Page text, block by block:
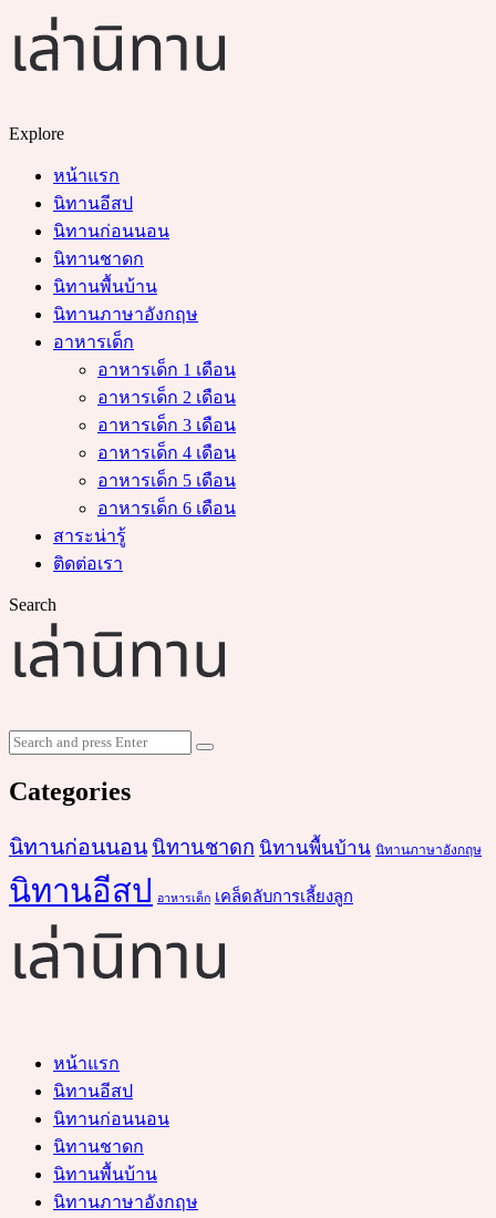
Search
Explore
หน้าแรก
นิทานอีสป
นิทานก่อนนอน
นิทานชาดก
นิทานพื้นบ้าน
นิทานภาษาอังกฤษ
อาหารเด็ก
อาหารเด็ก 1 เดือน
อาหารเด็ก 2 เดือน
อาหารเด็ก 3 เดือน
อาหารเด็ก 4 เดือน
อาหารเด็ก 5 เดือน
อาหารเด็ก 6 เดือน
สาระน่ารู้
ติดต่อเรา
Search
Search
for:
Search
Categories
นิทานก่อนนอน นิทานชาดก นิทานพื้นบ้าน นิทานภาษาอังกฤษ
นิทานอีสป อาหารเด็ก เคล็ดลับการเลี้ยงลูก
หน้าแรก
นิทานอีสป
นิทานก่อนนอน
นิทานชาดก
นิทานพื้นบ้าน
นิทานภาษาอังกฤษ